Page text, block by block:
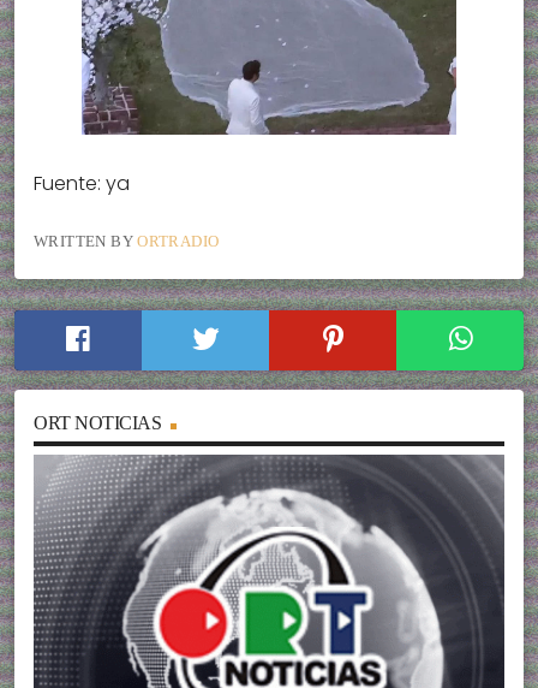
Fuente: ya
WRITTEN BYORTRADIO
ORT NOTICIAS